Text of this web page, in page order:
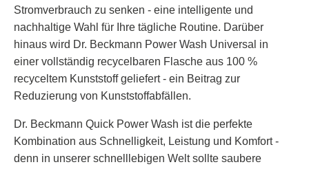
Stromverbrauch zu senken - eine intelligente und
nachhaltige Wahl für Ihre tägliche Routine. Darüber
hinaus wird Dr. Beckmann Power Wash Universal in
einer vollständig recycelbaren Flasche aus 100 %
recyceltem Kunststoff geliefert - ein Beitrag zur
Reduzierung von Kunststoffabfällen.
Dr. Beckmann Quick Power Wash ist die perfekte
Kombination aus Schnelligkeit, Leistung und Komfort -
denn in unserer schnelllebigen Welt sollte saubere